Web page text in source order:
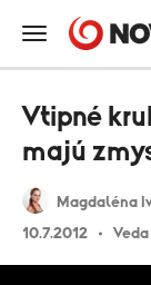
Magdaléna
10.7.2012
Vtipné
majú